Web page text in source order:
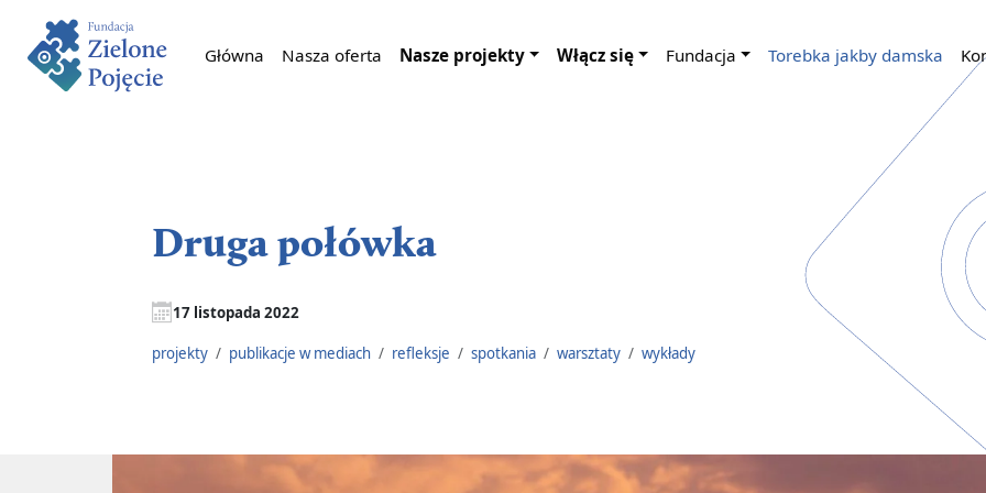
Główna Nasza oferta Nasze projekty Włącz się Fundacja Torebka jakby damska
Druga połówka
17 listopada 2022
projekty / publikacje w mediach / refleksje / spotkania / warsztaty / wykłady